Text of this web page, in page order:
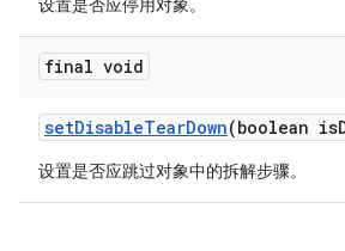
设置是否应停用对象。
final void
setDisableTearDown(boolean is
设置是否应跳过对象中的拆解步骤。